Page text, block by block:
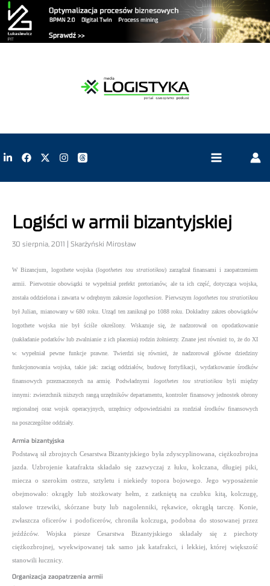
Logiści w armii bizantyjskiej
30 sierpnia, 2011 | Skarżyński Mirosław
W Bizancjum, logothete wojska (logothetes tou stratiotikou) zarządzał finansami i zaopatrzeniem
armii. Pierwotnie obowiązki te wypełniał prefekt pretorianów, ale ta ich część, dotycząca wojska,
została oddzielona i zawarta w odrębnym zakresie logothesion . Pierwszym logothetes tou stratiotikou
był Julian, mianowany w 680 roku. Urząd ten zaniknął po 1088 roku. Dokładny zakres obowiązków
logothete wojska nie był ściśle określony. Wskazuje się, że nadzorował on opodatkowanie
(nakładanie podatków lub zwalnianie z ich płacenia) rodzin żołnierzy. Znane jest również to, że do XI
w. wypełniał pewne funkcje prawne. Twierdzi się również, że nadzorował główne dziedziny
funkcjonowania wojska, takie jak: zaciąg oddziałów, budowę fortyfikacji, wydatkowanie środków
finansowych przeznaczonych na armię. Podwładnymi logothetes tou stratiotikou byli między
innymi: zwierzchnik niższych rangą urzędników departamentu, kontroler finansowy jednostek obrony
regionalnej oraz wojsk operacyjnych, urzędnicy odpowiedzialni za rozdział środków finansowych
na poszczególne oddziały.
Armia bizantyjska
Podstawą sił zbrojnych Cesarstwa Bizantyjskiego była zdyscyplinowana, ciężkozbrojna
jazda. Uzbrojenie katafrakta składało się zazwyczaj z łuku, kołczana, długiej piki,
miecza o szerokim ostrzu, sztyletu i niekiedy topora bojowego. Jego wyposażenie
obejmowało: okrągły lub stożkowaty hełm, z zatkniętą na czubku kitą, kolczugę,
stalowe trzewiki, skórzane buty lub nagolenniki, rękawice, okrągłą tarczę. Konie,
zwłaszcza oficerów i podoficerów, chroniła kolczuga, podobna do stosowanej przez
jeźdźców. Wojska piesze Cesarstwa Bizantyjskiego składały się z piechoty
ciężkozbrojnej, wyekwipowanej tak samo jak katafrakci, i lekkiej, której większość
stanowili łucznicy.
Organizacja zaopatrzenia armii